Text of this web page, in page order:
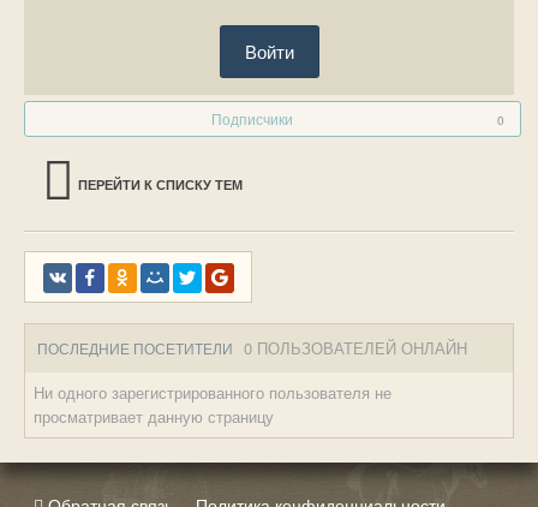
Войти
Подписчики 0
ПЕРЕЙТИ К СПИСКУ ТЕМ
ПОСЛЕДНИЕ ПОСЕТИТЕЛИ 0 ПОЛЬЗОВАТЕЛЕЙ ОНЛАЙН
Ни одного зарегистрированного пользователя не
просматривает данную страницу